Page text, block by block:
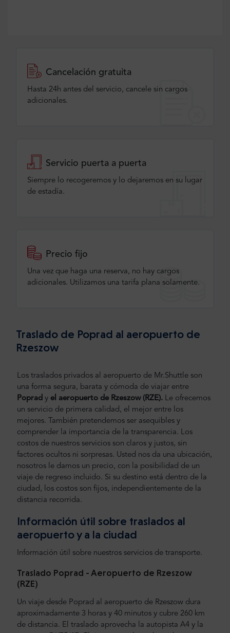
Cancelación gratuita
Hasta 24h antes del servicio, cancele sin cargos
adicionales.
Servicio puerta a puerta
Siempre lo recogeremos y lo dejaremos en su lugar
de estadía.
Precio fijo
Una vez que haga una reserva, no hay cargos
adicionales. Utilizamos una tarifa plana solamente.
Traslado de Poprad al aeropuerto de
Rzeszow
Los traslados privados al aeropuerto de Mr.Shuttle son
una forma segura, barata y cómoda de viajar entre
Poprad y el aeropuerto de Rzeszow (RZE). Le ofrecemos
un servicio de primera calidad, el mejor entre los
mejores. También pretendemos ser asequibles y
comprender la importancia de la transparencia. Los
costos de nuestros servicios son claros y justos, sin
factores ocultos ni sorpresas. Usted nos da una ubicación,
nosotros le damos un precio, con la posibilidad de un
viaje de regreso incluido. Si su destino está dentro de la
ciudad, los costos son fijos, independientemente de la
distancia recorrida.
Información útil sobre traslados al
aeropuerto y a la ciudad
Información útil sobre nuestros servicios de transporte.
Traslado Poprad - Aeropuerto de Rzeszow
(RZE)
Un viaje desde Poprad al aeropuerto de Rzeszow dura
aproximadamente 3 horas y 40 minutos y cubre 260 km
de distancia. El traslado aprovecha la autopista A4 y la